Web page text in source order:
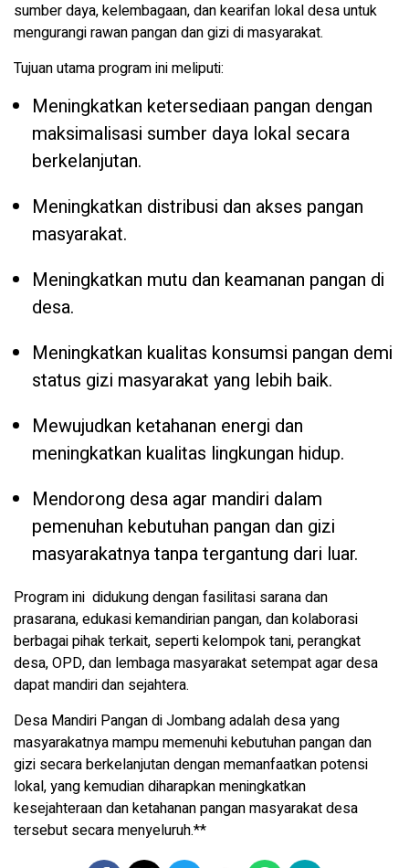
sumber daya, kelembagaan, dan kearifan lokal desa untuk
mengurangi rawan pangan dan gizi di masyarakat.
Tujuan utama program ini meliputi:
Meningkatkan ketersediaan pangan dengan
maksimalisasi sumber daya lokal secara
berkelanjutan.
Meningkatkan distribusi dan akses pangan
masyarakat.
Meningkatkan mutu dan keamanan pangan di
desa.
Meningkatkan kualitas konsumsi pangan demi
status gizi masyarakat yang lebih baik.
Mewujudkan ketahanan energi dan
meningkatkan kualitas lingkungan hidup.
Mendorong desa agar mandiri dalam
pemenuhan kebutuhan pangan dan gizi
masyarakatnya tanpa tergantung dari luar.
Program ini didukung dengan fasilitasi sarana dan
prasarana, edukasi kemandirian pangan, dan kolaborasi
berbagai pihak terkait, seperti kelompok tani, perangkat
desa, OPD, dan lembaga masyarakat setempat agar desa
dapat mandiri dan sejahtera.
Desa Mandiri Pangan di Jombang adalah desa yang
masyarakatnya mampu memenuhi kebutuhan pangan dan
gizi secara berkelanjutan dengan memanfaatkan potensi
lokal, yang kemudian diharapkan meningkatkan
kesejahteraan dan ketahanan pangan masyarakat desa
tersebut secara menyeluruh.**